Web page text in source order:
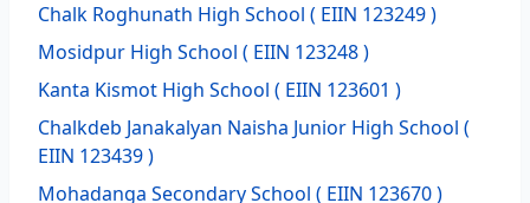
Chalk Roghunath High School ( EIIN 123249 )
Mosidpur High School ( EIIN 123248 )
Kanta Kismot High School ( EIIN 123601 )
Chalkdeb Janakalyan Naisha Junior High School (
EIIN 123439 )
Mohadanga Secondary School ( EIIN 123670 )